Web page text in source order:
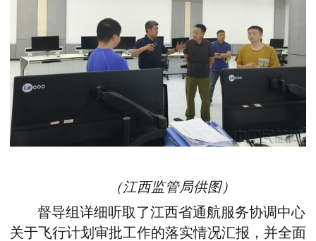
（江西监管局供图）
督导组详细听取了江西省通航服务协调中心
关于飞行计划审批工作的落实情况汇报，并全面